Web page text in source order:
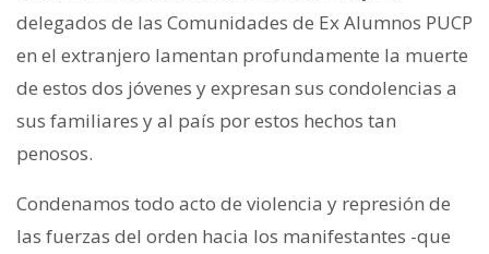
delegados de las Comunidades de Ex Alumnos PUCP
en el extranjero lamentan profundamente la muerte
de estos dos jóvenes y expresan sus condolencias a
sus familiares y al país por estos hechos tan
penosos.
Condenamos todo acto de violencia y represión de
las fuerzas del orden hacia los manifestantes -que